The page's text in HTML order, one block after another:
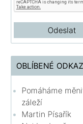
OBLÍBENÉ
Pomáháme
záleží
Martin Písařík